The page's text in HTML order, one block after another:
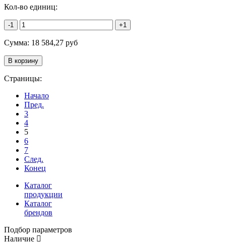
Кол-во единиц:
-1 +1
Сумма: 18 584,27 руб
Страницы:
Начало
Пред.
3
4
5
6
7
След.
Конец
Каталог
продукции
Каталог
брендов
Подбор параметров
Наличие